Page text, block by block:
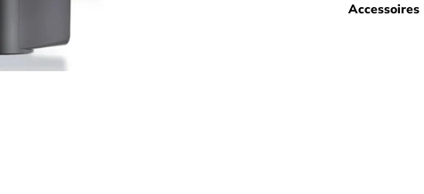
Accessoires